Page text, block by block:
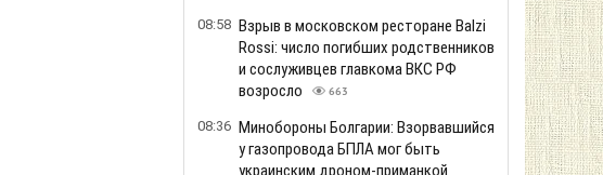
08:58 Взрыв в московском ресторане Balzi
Rossi: число погибших родственников
и сослуживцев главкома ВКС РФ
возросло
663
08:36 Минобороны Болгарии: Взорвавшийся
у газопровода БПЛА мог быть
украинским дроном-приманкой